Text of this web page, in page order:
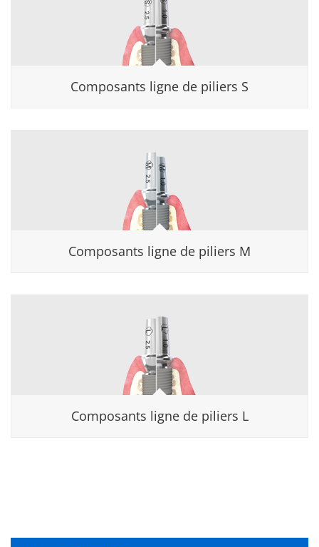
Composants ligne de piliers S
Composants ligne de piliers M
Composants ligne de piliers L